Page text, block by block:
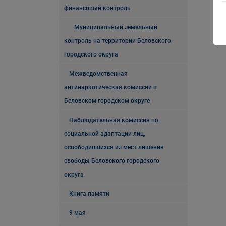
финансовый контроль
Муниципальный земельный
контроль на территории Беловского
городского округа
Межведомственная
антинаркотическая комиссии в
Беловском городском округе
Наблюдательная комиссия по
социальной адаптации лиц,
освободившихся из мест лишения
свободы Беловского городского
округа
Книга памяти
9 мая